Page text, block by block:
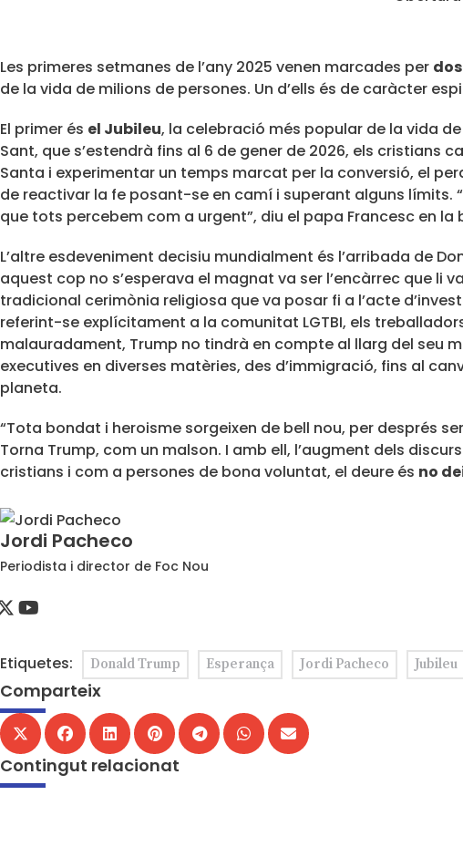
Les primeres setmanes de l’any 2025 venen marcades per
de la vida de milions de persones. Un d’ells és de caràcter
El primer és el Jubileu, la celebració més popular de la vida
Sant, que s’estendrà fins al 6 de gener de 2026, els cristians
Santa i experimentar un temps marcat per la conversió, el
de reactivar la fe posant-se en camí i superant alguns límits.
que tots percebem com a urgent”, diu el papa Francesc en
L’altre esdeveniment decisiu mundialment és l’arribada de
aquest cop no s’esperava el magnat va ser l’encàrrec que li
tradicional cerimònia religiosa que va posar fi a l’acte
referint-se explícitament a la comunitat LGTBI, els
malauradament, Trump no tindrà en compte al llarg del seu
executives en diverses matèries, des d’immigració, fins al
planeta.
“Tota bondat i heroisme sorgeixen de bell nou, per després
Torna Trump, com un malson. I amb ell, l’augment dels
cristians i com a persones de bona voluntat, el deure és no
Jordi Pacheco
Periodista i director de Foc Nou
Etiquetes: Donald Trump Esperança Jordi Pacheco Jubileu
Comparteix
Contingut relacionat